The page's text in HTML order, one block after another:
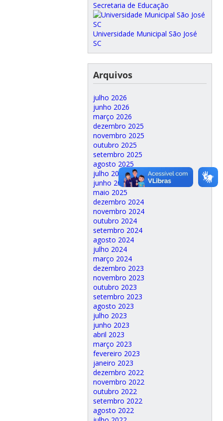
Secretaria de Educação
Universidade Municipal São José
SC
Arquivos
julho 2026
junho 2026
março 2026
dezembro 2025
novembro 2025
outubro 2025
setembro 2025
agosto 2025
julho 2025
junho 2025
maio 2025
dezembro 2024
novembro 2024
outubro 2024
setembro 2024
agosto 2024
julho 2024
março 2024
dezembro 2023
novembro 2023
outubro 2023
setembro 2023
agosto 2023
julho 2023
junho 2023
abril 2023
março 2023
fevereiro 2023
janeiro 2023
dezembro 2022
novembro 2022
outubro 2022
setembro 2022
agosto 2022